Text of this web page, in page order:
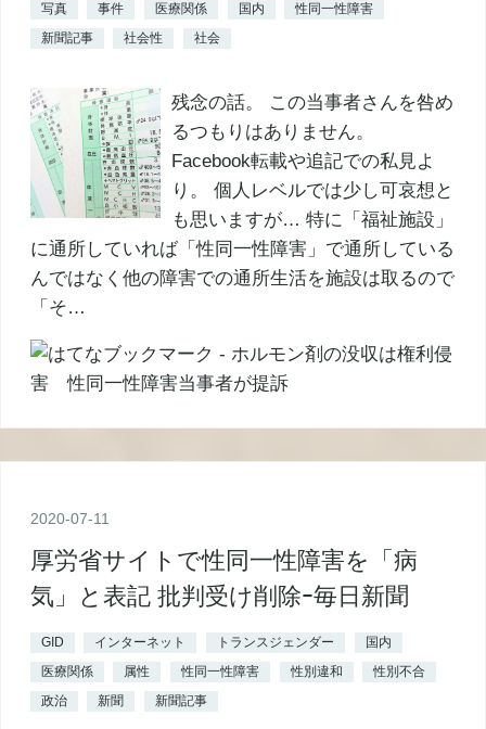
写真
事件 医療関係 国内
性同一性障害
新聞記事
社会性 社会
残念の話。 この当事者さんを咎め
るつもりはありません。
Facebook転載や追記での私見よ
り。 個人レベルでは少し可哀想と
も思いますが… 特に「福祉施設」
に通所していれば「性同一性障害」で通所している
んではなく他の障害での通所生活を施設は取るので
「そ…
2020-07-11
厚労省サイトで性同一性障害を「病
気」と表記 批判受け削除ｰ毎日新聞
GID インターネット トランスジェンダー
国内
医療関係
属性 性同一性障害 性別違和
性別不合
政治
新聞 新聞記事